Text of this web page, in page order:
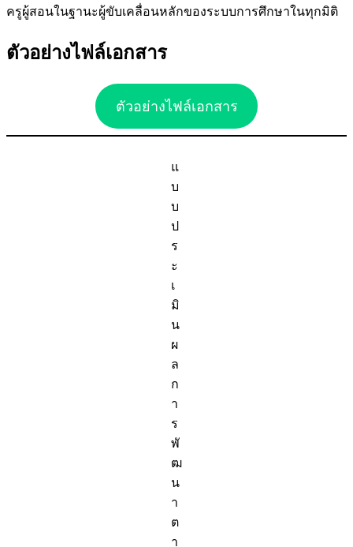
ครูผู้สอนในฐานะผู้ขับเคลื่อนหลักของระบบการศึกษาในทุกมิติ
ตัวอย่างไฟล์เอกสาร
ตัวอย่างไฟล์เอกสาร
แ
บ
บ
ป
ร
ะ
เ
มิ
น
ผ
ล
ก
า
ร
พั
ฒ
น
า
ต
า